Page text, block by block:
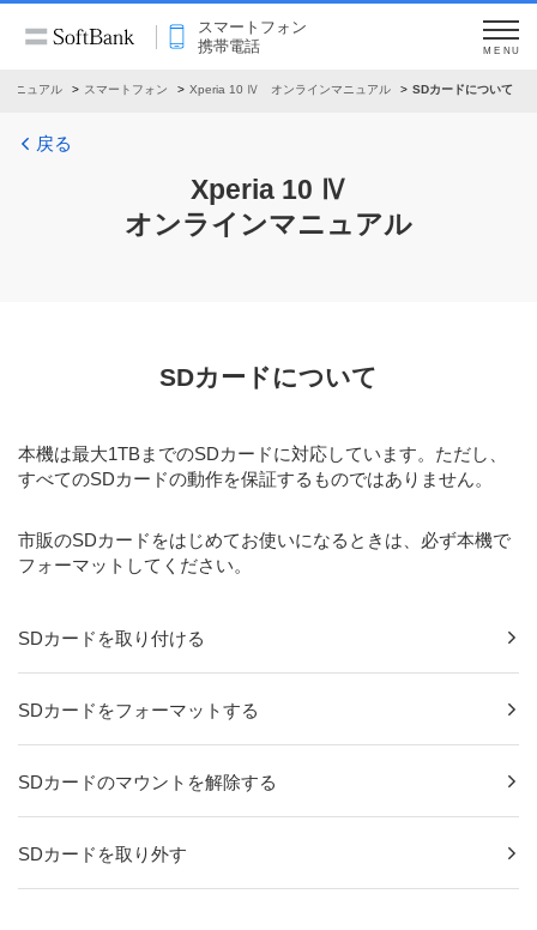
スマートフォン
携帯電話
MENU
ニュアル スマートフォン Xperia 10 Ⅳ オンラインマニュアル SDカードについて
戻る
Xperia 10 Ⅳ
オンラインマニュアル
SDカードについて
本機は最大1TBまでのSDカードに対応しています。ただし、
すべてのSDカードの動作を保証するものではありません。
市販のSDカードをはじめてお使いになるときは、必ず本機で
フォーマットしてください。
SDカードを取り付ける
SDカードをフォーマットする
SDカードのマウントを解除する
SDカードを取り外す